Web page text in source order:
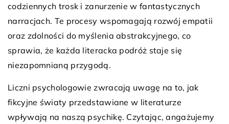
codziennych trosk i zanurzenie w fantastycznych
narracjach. Te procesy wspomagają rozwój empatii
oraz zdolności do myślenia abstrakcyjnego, co
sprawia, że każda literacka podróż staje się
niezapomnianą przygodą.
Liczni psychologowie zwracają uwagę na to, jak
fikcyjne światy przedstawiane w literaturze
wpływają na naszą psychikę. Czytając, angażujemy